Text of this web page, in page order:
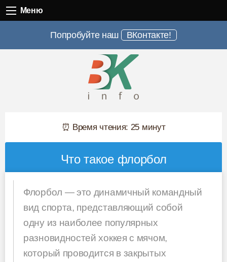
Меню
Попробуйте наш ВКонтакте!
⏰ Время чтения: 25 минут
Что такое флорбол
Флорбол — это динамичный командный
вид спорта, представляющий собой
одну из наиболее популярных
разновидностей хоккея с мячом,
который проводится в закрытых